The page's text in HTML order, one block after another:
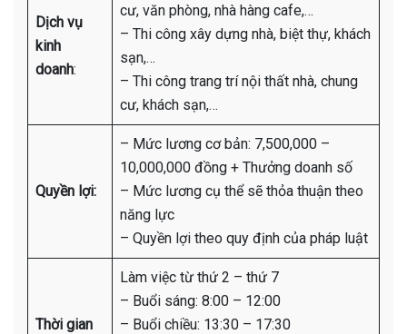
Dịch vụ
kinh
doanh:
cư, văn phòng, nhà hàng cafe,…
– Thi công xây dựng nhà, biệt thự, khách
sạn,…
– Thi công trang trí nội thất nhà, chung
cư, khách sạn,…
Quyền lợi:
– Mức lương cơ bản: 7,500,000 –
10,000,000 đồng + Thưởng doanh số
– Mức lương cụ thể sẽ thỏa thuận theo
năng lực
– Quyền lợi theo quy định của pháp luật
Thời gian
Làm việc từ thứ 2 – thứ 7
– Buổi sáng: 8:00 – 12:00
– Buổi chiều: 13:30 – 17:30